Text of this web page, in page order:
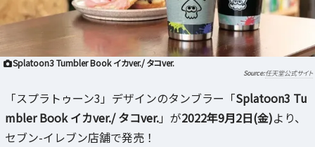
Splatoon3 Tumbler Book イカver./ タコver.
任天堂公式サイト
「スプラトゥーン3」デザインのタンブラー「Splatoon3 Tu
mbler Book イカver./ タコver.」が2022年9月2日(金)より、
セブン-イレブン店舗で発売！